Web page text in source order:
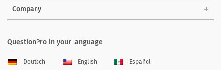
Company
QuestionPro in your language
Deutsch English Español